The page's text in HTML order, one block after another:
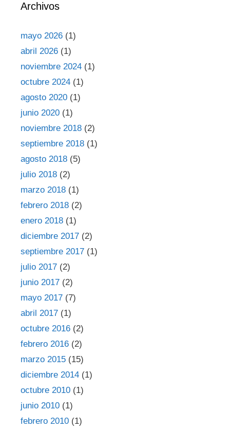
Archivos
mayo 2026 (1)
abril 2026 (1)
noviembre 2024 (1)
octubre 2024 (1)
agosto 2020 (1)
junio 2020 (1)
noviembre 2018 (2)
septiembre 2018 (1)
agosto 2018 (5)
julio 2018 (2)
marzo 2018 (1)
febrero 2018 (2)
enero 2018 (1)
diciembre 2017 (2)
septiembre 2017 (1)
julio 2017 (2)
junio 2017 (2)
mayo 2017 (7)
abril 2017 (1)
octubre 2016 (2)
febrero 2016 (2)
marzo 2015 (15)
diciembre 2014 (1)
octubre 2010 (1)
junio 2010 (1)
febrero 2010 (1)